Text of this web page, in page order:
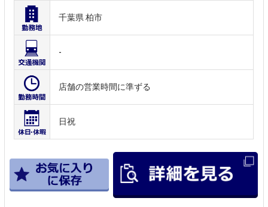
千葉県 柏市
-
店舗の営業時間に準ずる
日祝